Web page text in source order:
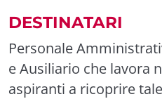
DESTINATARI
Personale
eAusiliario che lavora
aspiranti a ricoprire